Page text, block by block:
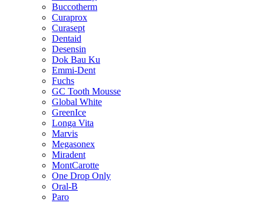
Buccotherm
Curaprox
Curasept
Dentaid
Desensin
Dok Bau Ku
Emmi-Dent
Fuchs
GC Tooth Mousse
Global White
GreenIce
Longa Vita
Marvis
Megasonex
Miradent
MontCarotte
One Drop Only
Oral-B
Paro